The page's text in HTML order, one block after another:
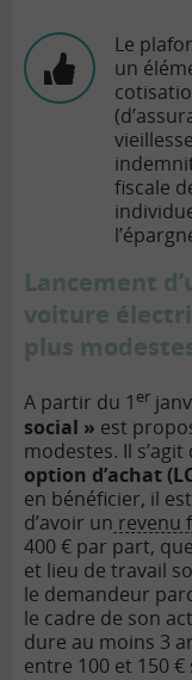
Le
un
fiscale
Lancement
voiture
plus
A partir du 1 er
social » est
modestes. Il s’agit
option d’achat
en bénéficier, il
d’avoir un revenu
400 € par part,
et lieu de travail
le demandeur
le cadre de son
dure au moins 3
entre 100 et 150